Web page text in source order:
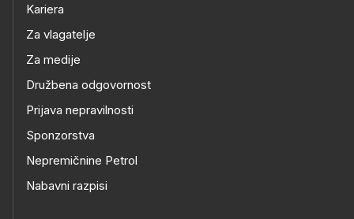
Kariera
Za vlagatelje
Za medije
Družbena odgovornost
Prijava nepravilnosti
Sponzorstva
Nepremičnine Petrol
Nabavni razpisi